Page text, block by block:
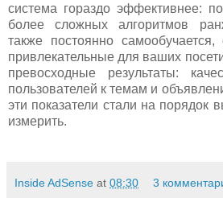
система гораздо эффективнее:
более сложных алгоритмов
также постоянно
привлекательные для ваших
превосходные результаты:
пользователей к темам и
эти показатели стали на порядок
измерить.
Inside AdSense at 08:30 3